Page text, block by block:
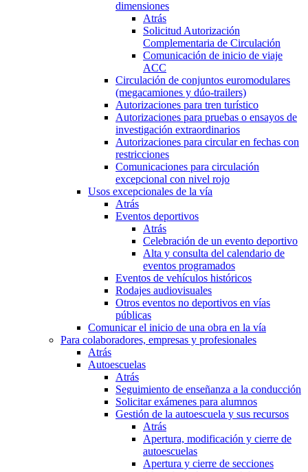
dimensiones
Atrás
Solicitud Autorización
Complementaria de Circulación
Comunicación de inicio de viaje
ACC
Circulación de conjuntos euromodulares
(megacamiones y dúo-trailers)
Autorizaciones para tren turístico
Autorizaciones para pruebas o ensayos de
investigación extraordinarios
Autorizaciones para circular en fechas con
restricciones
Comunicaciones para circulación
excepcional con nivel rojo
Usos excepcionales de la vía
Atrás
Eventos deportivos
Atrás
Celebración de un evento deportivo
Alta y consulta del calendario de
eventos programados
Eventos de vehículos históricos
Rodajes audiovisuales
Otros eventos no deportivos en vías
públicas
Comunicar el inicio de una obra en la vía
Para colaboradores, empresas y profesionales
Atrás
Autoescuelas
Atrás
Seguimiento de enseñanza a la conducción
Solicitar exámenes para alumnos
Gestión de la autoescuela y sus recursos
Atrás
Apertura, modificación y cierre de
autoescuelas
Apertura y cierre de secciones